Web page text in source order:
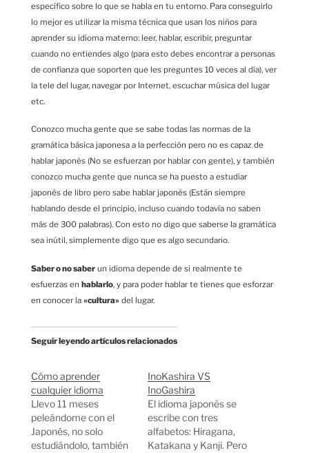
específico sobre lo que se habla en tu entorno. Para conseguirlo
lo mejor es utilizar la misma técnica que usan los niños para
aprender su idioma materno: leer, hablar, escribir, preguntar
cuando no entiendes algo (para esto debes encontrar a personas
de confianza que soporten que les preguntes 10 veces al día), ver
la tele del lugar, navegar por Internet, escuchar música del lugar
etc.
Conozco mucha gente que se sabe todas las normas de la
gramática básica japonesa a la perfección pero no es capaz de
hablar japonés (No se esfuerzan por hablar con gente), y también
conozco mucha gente que nunca se ha puesto a estudiar
japonés de libro pero sabe hablar japonés (Están siempre
hablando desde el principio, incluso cuando todavía no saben
más de 300 palabras). Con esto no digo que saberse la gramática
sea inútil, simplemente digo que es algo secundario.
Saber o no saber un idioma depende de si realmente te
esfuerzas en hablarlo, y para poder hablar te tienes que esforzar
en conocer la «cultura» del lugar.
Seguir leyendo artículos relacionados
Cómo aprender
cualquier idioma
Llevo 11 meses
peleándome con el
Japonés, no solo
estudiándolo, también
InoKashira VS
InoGashira
El idioma japonés se
escribe con tres
alfabetos: Hiragana,
Katakana y Kanji. Pero